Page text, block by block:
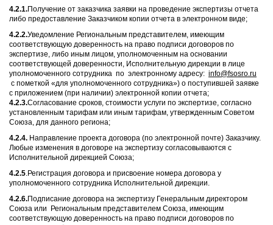
4.2.1.Получение от заказчика заявки на проведение экспертизы отчета
либо предоставление Заказчиком копии отчета в электронном виде;
4.2.2.Уведомление Региональным представителем, имеющим
соответствующую доверенность на право подписи договоров по
экспертизе, либо иным лицом, уполномоченным на основании
соответствующей доверенности, Исполнительную дирекции в лице
уполномоченного сотрудника по электронному адресу: info@fsosro.ru
с пометкой «для уполномоченного сотрудника») о поступившей заявке
с приложением (при наличии) электронной копии отчета;
4.2.3.Согласование сроков, стоимости услуги по экспертизе, согласно
установленным тарифам или иным тарифам, утвержденным Советом
Союза, для данного региона;
4.2.4. Направление проекта договора (по электронной почте) Заказчику.
Любые изменения в договоре на экспертизу согласовываются с
Исполнительной дирекцией Союза;
4.2.5.Регистрация договора и присвоение номера договора у
уполномоченного сотрудника Исполнительной дирекции.
4.2.6.Подписание договора на экспертизу Генеральным директором
Союза или Региональным представителем Союза, имеющим
соответствующую доверенность на право подписи договоров по